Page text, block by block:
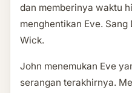
dan memberinya waktu
menghentikan Eve.
Wick.
John menemukan Eve
serangan terakhirnya.